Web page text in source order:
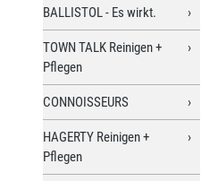
BALLISTOL - Es wirkt.
TOWN TALK Reinigen +
Pflegen
CONNOISSEURS
HAGERTY Reinigen +
Pflegen